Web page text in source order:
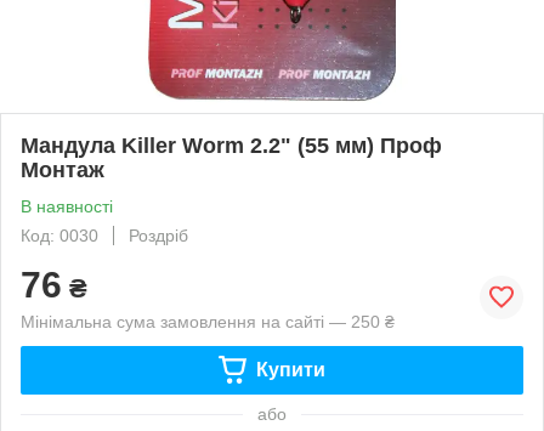
Мандула Killer Worm 2.2" (55 мм) Проф
Монтаж
В наявності
Код: 0030
Роздріб
76 ₴
Мінімальна сума замовлення на сайті — 250 ₴
Купити
або